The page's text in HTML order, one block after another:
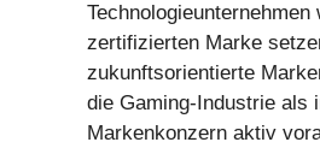
zertifizierten Marke
zukunftsorientierte
die Gaming-Industrie als
Markenkonzern aktiv